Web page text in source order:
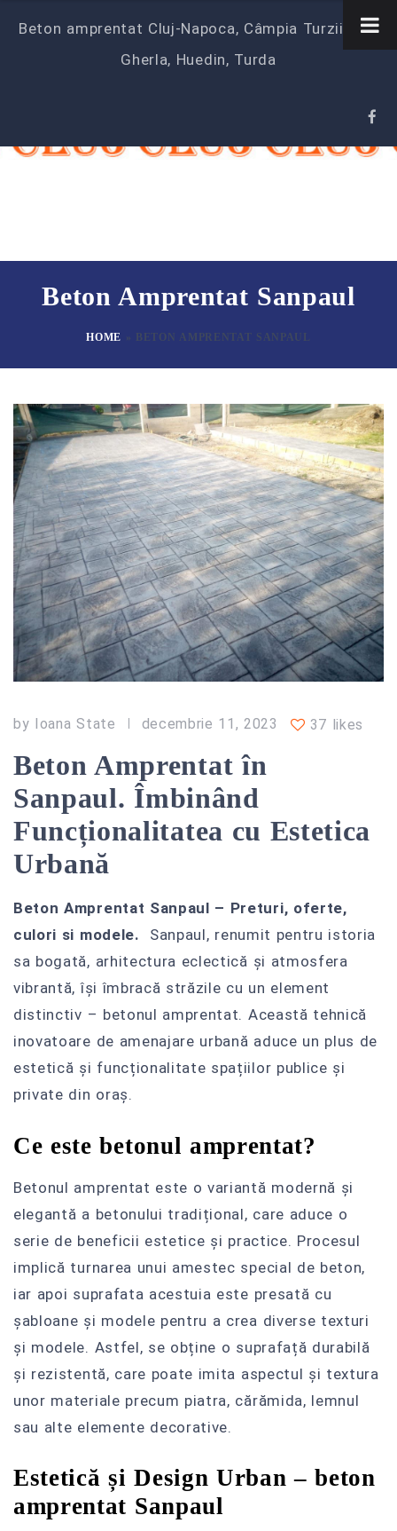
Beton amprentat Cluj-Napoca, Câmpia Turzii‎, Dej,
Gherla, Huedin, Turda
Beton Amprentat Sanpaul
HOME BETON AMPRENTAT SANPAUL
by Ioana State decembrie 11, 2023 37 likes
Beton Amprentat în
Sanpaul. Îmbinând
Funcționalitatea cu Estetica
Urbană
Beton Amprentat Sanpaul – Preturi, oferte,
culori si modele. Sanpaul, renumit pentru istoria
sa bogată, arhitectura eclectică și atmosfera
vibrantă, își îmbracă străzile cu un element
distinctiv – betonul amprentat. Această tehnică
inovatoare de amenajare urbană aduce un plus de
estetică și funcționalitate spațiilor publice și
private din oraș.
Ce este betonul amprentat?
Betonul amprentat este o variantă modernă și
elegantă a betonului tradițional, care aduce o
serie de beneficii estetice și practice. Procesul
implică turnarea unui amestec special de beton,
iar apoi suprafata acestuia este presată cu
șabloane și modele pentru a crea diverse texturi
și modele. Astfel, se obține o suprafață durabilă
și rezistentă, care poate imita aspectul și textura
unor materiale precum piatra, cărămida, lemnul
sau alte elemente decorative.
Estetică și Design Urban – beton
amprentat Sanpaul